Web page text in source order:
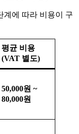
계에 따라 비용이 구
평균 비용
(VAT 별도)
50,000원 ~
80,000원